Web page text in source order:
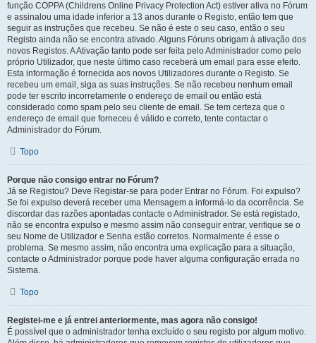
função COPPA (Childrens Online Privacy Protection Act) estiver ativa no Fórum
e assinalou uma idade inferior a 13 anos durante o Registo, então tem que
seguir as instruções que recebeu. Se não é este o seu caso, então o seu
Registo ainda não se encontra ativado. Alguns Fóruns obrigam à ativação dos
novos Registos. A Ativação tanto pode ser feita pelo Administrador como pelo
próprio Utilizador, que neste último caso receberá um email para esse efeito.
Esta informação é fornecida aos novos Utilizadores durante o Registo. Se
recebeu um email, siga as suas instruções. Se não recebeu nenhum email
pode ter escrito incorretamente o endereço de email ou então está
considerado como spam pelo seu cliente de email. Se tem certeza que o
endereço de email que forneceu é válido e correto, tente contactar o
Administrador do Fórum.
Topo
Porque não consigo entrar no Fórum?
Já se Registou? Deve Registar-se para poder Entrar no Fórum. Foi expulso?
Se foi expulso deverá receber uma Mensagem a informá-lo da ocorrência. Se
discordar das razões apontadas contacte o Administrador. Se está registado,
não se encontra expulso e mesmo assim não conseguir entrar, verifique se o
seu Nome de Utilizador e Senha estão corretos. Normalmente é esse o
problema. Se mesmo assim, não encontra uma explicação para a situação,
contacte o Administrador porque pode haver alguma configuração errada no
Sistema.
Topo
Registei-me e já entrei anteriormente, mas agora não consigo!
É possível que o administrador tenha excluído o seu registo por algum motivo.